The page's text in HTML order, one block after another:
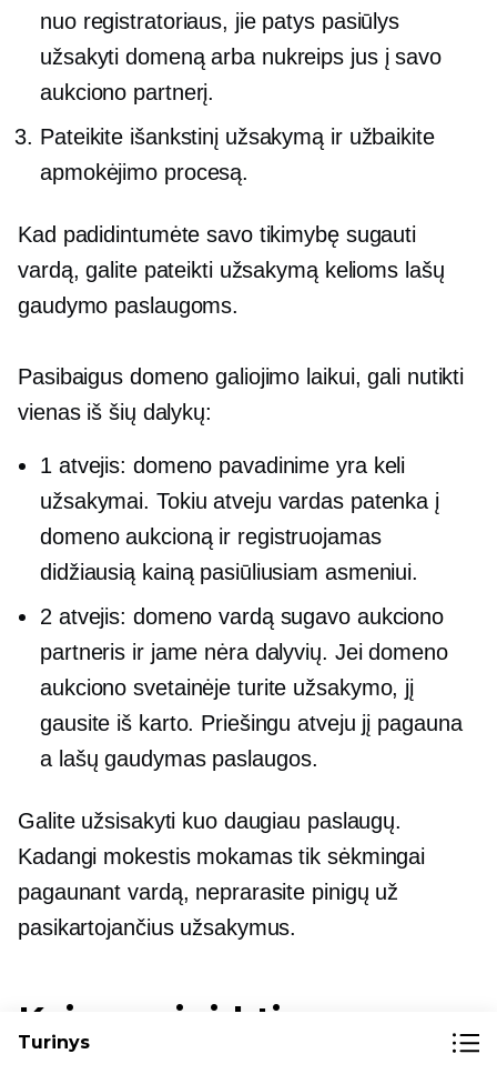
nuo registratoriaus, jie patys pasiūlys
užsakyti domeną arba nukreips jus į savo
aukciono partnerį.
Pateikite išankstinį užsakymą ir užbaikite
apmokėjimo procesą.
Kad padidintumėte savo tikimybę sugauti
vardą, galite pateikti užsakymą kelioms lašų
gaudymo paslaugoms.
Pasibaigus domeno galiojimo laikui, gali nutikti
vienas iš šių dalykų:
1 atvejis: domeno pavadinime yra keli
užsakymai. Tokiu atveju vardas patenka į
domeno aukcioną ir registruojamas
didžiausią kainą pasiūliusiam asmeniui.
2 atvejis: domeno vardą sugavo aukciono
partneris ir jame nėra dalyvių. Jei domeno
aukciono svetainėje turite užsakymo, jį
gausite iš karto. Priešingu atveju jį pagauna
a lašų gaudymaspaslaugos.
Galite užsisakyti kuo daugiau paslaugų.
Kadangi mokestis mokamas tik sėkmingai
pagaunant vardą, neprarasite pinigų už
pasikartojančius užsakymus.
Kaip nusipirkti esamą
domeno vardą
Turinys